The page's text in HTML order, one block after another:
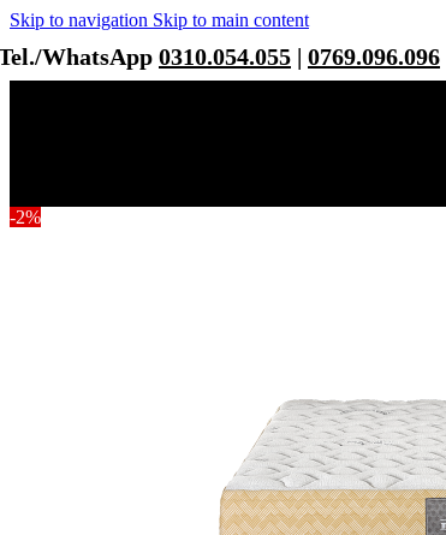
Skip to navigation Skip to main content
WhatsApp 0310.054.055 | 0769.096.096
-2%